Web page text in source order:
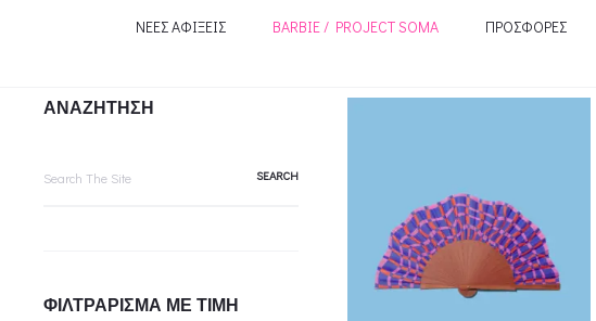
ΝΕΕΣ ΑΦΙΞΕΙΣ BARBIE / PROJECT SOMA ΠΡΟΣΦΟΡΕΣ
ΑΝΑΖΗΤΗΣΗ
ΦΙΛΤΡΑΡΙΣΜΑ ΜΕ ΤΙΜΗ